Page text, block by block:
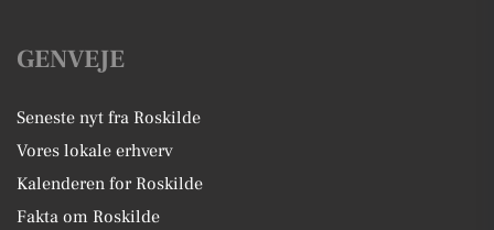
GENVEJE
Seneste nyt fra Roskilde
Vores lokale erhverv
Kalenderen for Roskilde
Fakta om Roskilde